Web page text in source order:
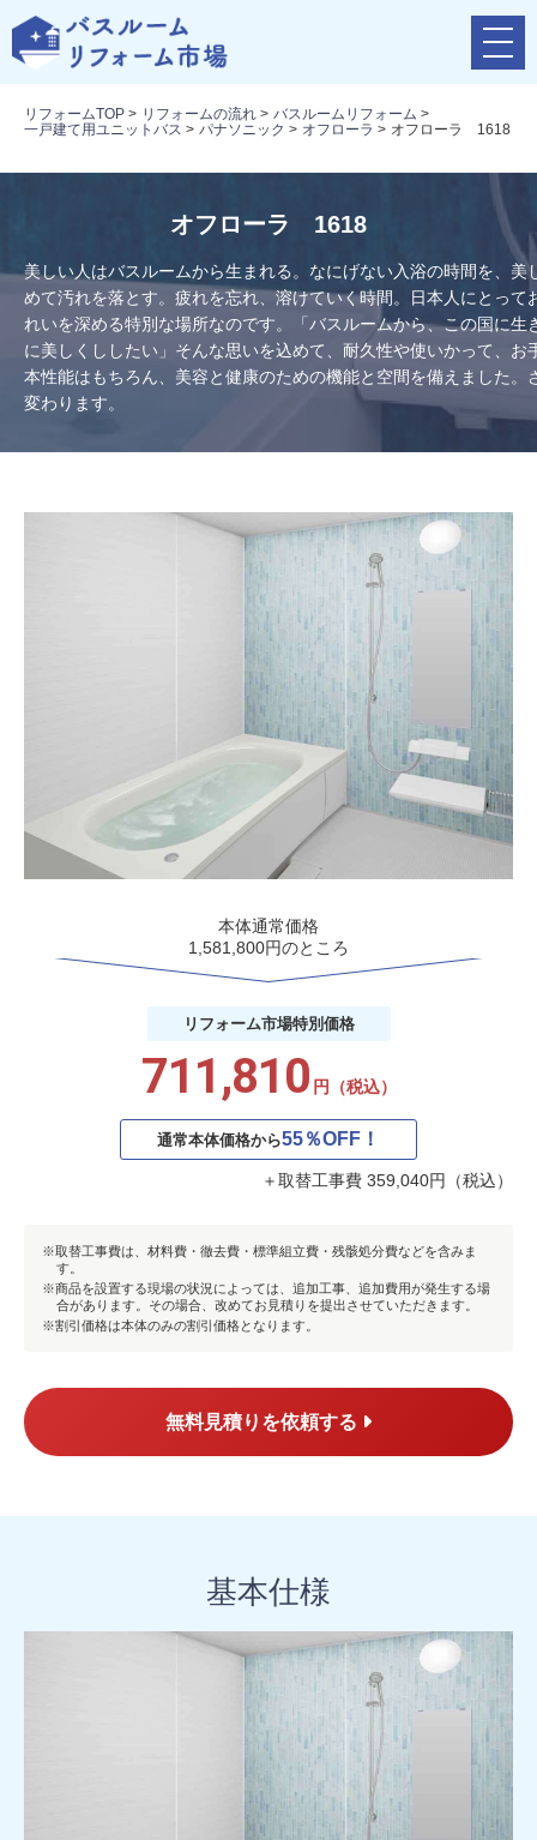
メ
ニ
ボ
リフォームTOP > リフォームの流れ > バスルームリフォーム >
一戸建て用ユニットバス > パナソニック > オフローラ > オフローラ 1618
オフローラ 1618
美しい人はバスルームから生まれる。なにげない入浴の時間を、美
めて汚れを落とす。疲れを忘れ、溶けていく時間。日本人にとって
れいを深める特別な場所なのです。「バスルームから、この国に生
に美しくししたい」そんな思いを込めて、耐久性や使いかって、お
本性能はもちろん、美容と健康のための機能と空間を備えました。
変わります。
本体通常価格
1,581,800円のところ
リフォーム市場特別価格
711,810 円（税込）
通常本体価格から55％OFF！
＋取替工事費 359,040円（税込）
取替工事費は、材料費・徹去費・標準組立費・残骸処分費などを含みま
す。
商品を設置する現場の状況によっては、追加工事、追加費用が発生する場
合があります。その場合、改めてお見積りを提出させていただきます。
割引価格は本体のみの割引価格となります。
無料見積りを依頼する
基本仕様